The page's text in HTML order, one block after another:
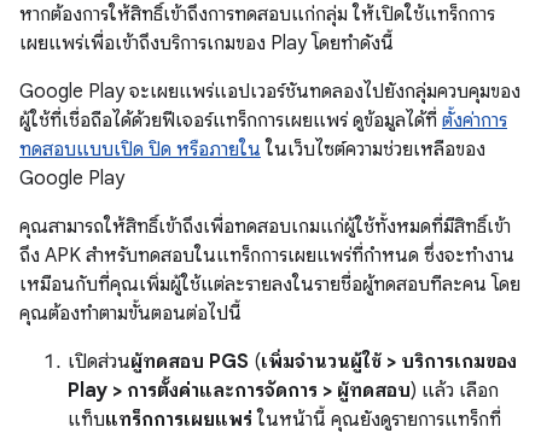
หากต้องการให้สิทธิ์เข้าถึงการทดสอบแก่กลุ่ม ให้เปิดใช้แทร็กการ
เผยแพร่เพื่อเข้าถึงบริการเกมของ Play โดยทำดังนี้
Google Play จะเผยแพร่แอปเวอร์ชันทดลองไปยังกลุ่มควบคุมของ
ผู้ใช้ที่เชื่อถือได้ด้วยฟีเจอร์แทร็กการเผยแพร่ ดูข้อมูลได้ที่ ตั้งค่าการ
ทดสอบแบบเปิด ปิด หรือภายใน ในเว็บไซต์ความช่วยเหลือของ
Google Play
คุณสามารถให้สิทธิ์เข้าถึงเพื่อทดสอบเกมแก่ผู้ใช้ทั้งหมดที่มีสิทธิ์เข้า
ถึง APK สำหรับทดสอบในแทร็กการเผยแพร่ที่กำหนด ซึ่งจะทำงาน
เหมือนกับที่คุณเพิ่มผู้ใช้แต่ละรายลงในรายชื่อผู้ทดสอบทีละคน โดย
คุณต้องทำตามขั้นตอนต่อไปนี้
เปิดส่วนผู้ทดสอบ PGS (เพิ่มจำนวนผู้ใช้ > บริการเกมของ
Play > การตั้งค่าและการจัดการ > ผู้ทดสอบ) แล้ว เลือก
แท็บแทร็กการเผยแพร่ ในหน้านี้ คุณยังดูรายการแทร็กที่